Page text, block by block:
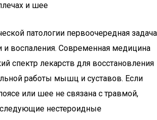
и шее
патологии первоочередная задача
и воспаления. Современная медицина
спектр лекарств для восстановления
работы мышц и суставов. Если
или шее не связана с травмой,
нестероидные